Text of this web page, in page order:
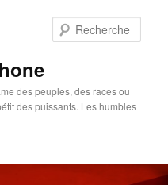
des peuples, des races ou
des puissants. Les humbles